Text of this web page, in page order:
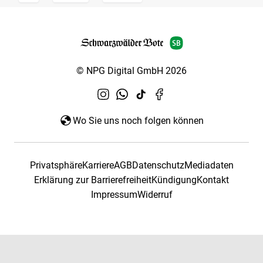
© NPG Digital GmbH 2026
Wo Sie uns noch folgen können
PrivatsphäreKarriereAGBDatenschutzMediadaten
Erklärung zur BarrierefreiheitKündigungKontakt
ImpressumWiderruf